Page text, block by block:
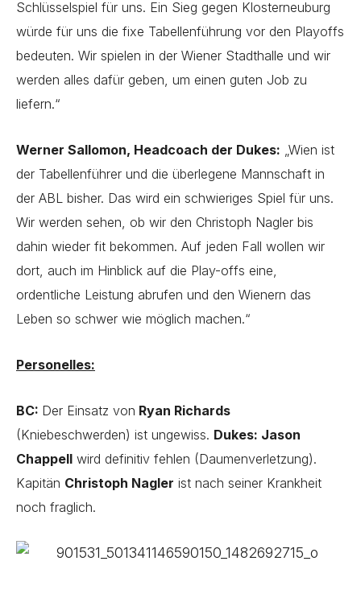
Schlüsselspiel für uns. Ein Sieg gegen Klosterneuburg
würde für uns die fixe Tabellenführung vor den Playoffs
bedeuten. Wir spielen in der Wiener Stadthalle und wir
werden alles dafür geben, um einen guten Job zu
liefern.“
Werner Sallomon, Headcoach der Dukes: „Wien ist
der Tabellenführer und die überlegene Mannschaft in
der ABL bisher. Das wird ein schwieriges Spiel für uns.
Wir werden sehen, ob wir den Christoph Nagler bis
dahin wieder fit bekommen. Auf jeden Fall wollen wir
dort, auch im Hinblick auf die Play-offs eine,
ordentliche Leistung abrufen und den Wienern das
Leben so schwer wie möglich machen.“
Personelles:
BC: Der Einsatz von Ryan Richards
(Kniebeschwerden) ist ungewiss. Dukes: Jason
Chappell wird definitiv fehlen (Daumenverletzung).
Kapitän Christoph Nagler ist nach seiner Krankheit
noch fraglich.